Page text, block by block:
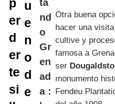
Otra buena
hacer una
cultive y
famosa a
ser
monumento
Fendeu